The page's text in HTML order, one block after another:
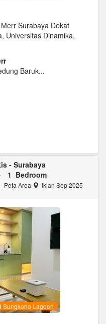
Surabaya Dekat
Universitas Dinamika,
Baruk...
- Surabaya
1 Bedroom
Peta Area Iklan Sep 2025
Sungkono Lagoon